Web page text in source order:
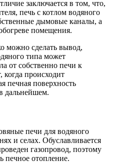
заключается в том, что,
печь с котлом водяного
дымовые каналы, а
помещения.
можно сделать вывод,
типа может
от собственно печи к
когда происходит
печная поверхность
дальнейшем.
печи для водяного
и селах. Обуславливается
газопровод, поэтому
печное отопление.